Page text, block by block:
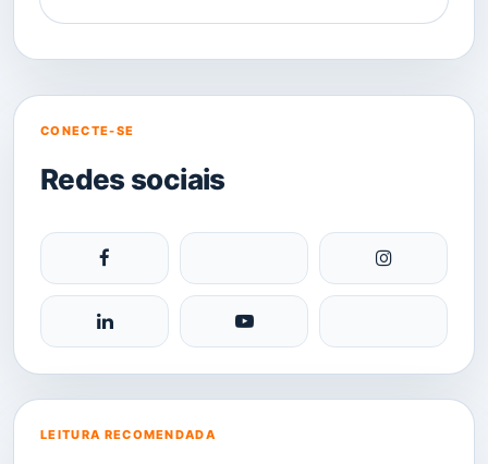
CONECTE-SE
Redes sociais
LEITURA RECOMENDADA